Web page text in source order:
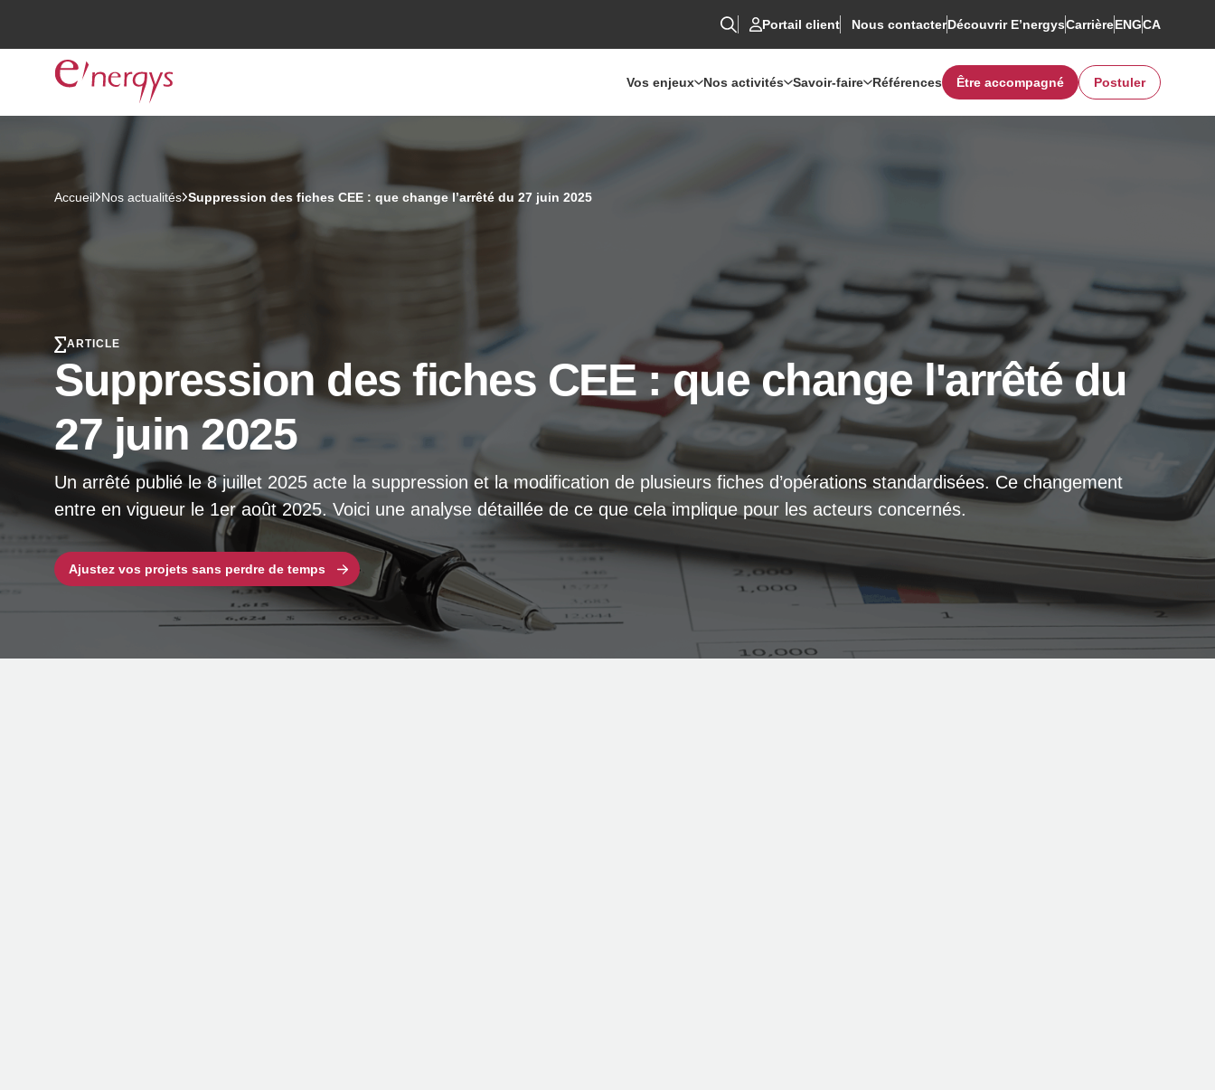
Rechercher
Portail client Nous contacterDécouvrir E’nergysCarrièreENGCA
Vos enjeux Nos activités Savoir-faire Références Être accompagné Postuler
Accueil Nos actualités Suppression des fiches CEE : que change l’arrêté du 27 juin 2025
ARTICLE
Suppression des fiches CEE : que change l'arrêté du
27 juin 2025
Un arrêté publié le 8 juillet 2025 acte la suppression et la modification de plusieurs fiches d’opérations standardisées. Ce changement
entre en vigueur le 1er août 2025. Voici une analyse détaillée de ce que cela implique pour les acteurs concernés.
Ajustez vos projets sans perdre de temps